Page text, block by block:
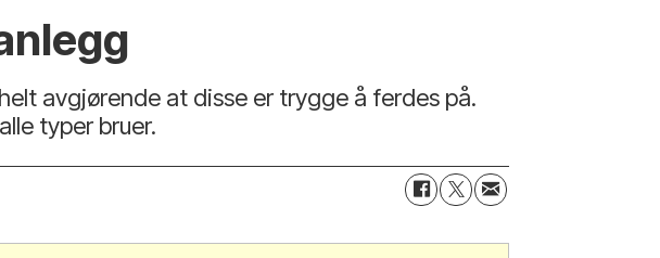
avgjørende at disse er trygge å ferdes på.
typer bruer.